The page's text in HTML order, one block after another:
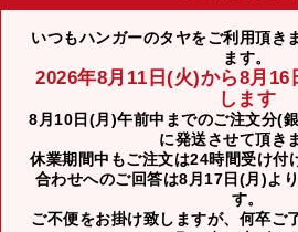
いつもハンガーのタヤをご利用頂き
ます。
2026年8月11日(火)から8月16
します
8月10日(月)午前中までのご注文分(
に発送させて頂き
休業期間中もご注文は24時間受け付
合わせへのご回答は8月17日(月)よ
す。
ご不便をお掛け致しますが、何卒ご
お知らせ 2024年12月12日年末年始休業の